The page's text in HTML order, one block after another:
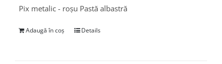
Pix metalic - roșu Pastă albastră
Adaugă în coș Details